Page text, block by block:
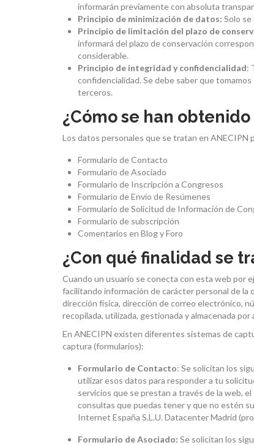
informarán previamente con absoluta
Principio de minimización de datos: Solo
Principio de limitación del plazo de
informará del plazo de conservación
considerable.
Principio de integridad y confidencialidad:
confidencialidad. Se debe saber que
terceros.
¿Cómo se han obtenido
Los datos personales que se tratan en ANECIPN
Formulario de Contacto
Formulario de Asociado
Formulario de Inscripción a Congresos
Formulario de Envío de Resúmenes
Formulario de Solicitud de Información de
Formulario de subscripción
Comentarios en Blog y Foro
¿Con qué finalidad se
Cuando un usuario se conecta con esta web por
facilitando información de carácter personal de la
dirección física, dirección de correo electrónico,
recopilada, utilizada, gestionada y almacenada
En ANECIPN existen diferentes sistemas de
captura (formularios):
Formulario de Contacto: Se solicitan los
utilizar esos datos para responder a tu
servicios que se prestan a través de la web,
consultas que puedas tener y que no estén
Internet España S.L.U. Datacenter Madrid
Formulario de Asociado: Se solicitan los